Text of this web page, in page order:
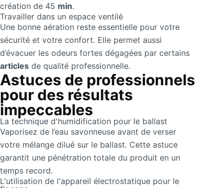
création de 45 min.
Travailler dans un espace ventilé
Une bonne aération reste essentielle pour votre
sécurité et votre confort. Elle permet aussi
d’évacuer les odeurs fortes dégagées par certains
articles de qualité professionnelle.
Astuces de professionnels
pour des résultats
impeccables
La technique d'humidification pour le ballast
Vaporisez de l’eau savonneuse avant de verser
votre mélange dilué sur le ballast. Cette astuce
garantit une pénétration totale du produit en un
temps record.
L'utilisation de l'appareil électrostatique pour le